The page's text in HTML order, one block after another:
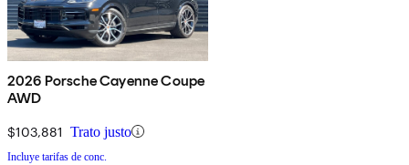
2026 Porsche Cayenne Coupe
AWD
$103,881 Trato justo
Incluye tarifas de conc.